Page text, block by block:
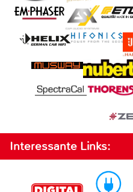
Interessante Links: